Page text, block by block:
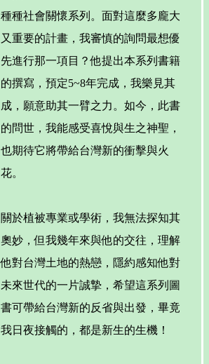
種種社會關懷系列。面對這麼多龐大
又重要的計畫，我審慎的詢問最想優
先進行那一項目？他提出本系列書籍
的撰寫，預定5~8年完成，我樂見其
成，願意助其一臂之力。如今，此書
的問世，我能感受喜悅與生之神聖，
也期待它將帶給台灣新的衝擊與火
花。
關於植被專業或學術，我無法探知其
奧妙，但我幾年來與他的交往，理解
他對台灣土地的熱戀，隱約感知他對
未來世代的一片誠摯，希望這系列圖
書可帶給台灣新的反省與出發，畢竟
我日夜接觸的，都是新生的生機！